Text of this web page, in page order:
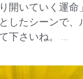
ルーン,二十四節気,
ルーンはあなた
運命へと誘います
としたシーンで